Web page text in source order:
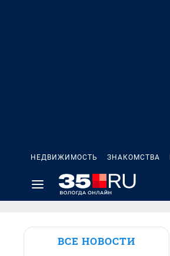
НЕДВИЖИМОСТЬ ЗНАКОМСТВА
ВСЕ НОВОСТИ